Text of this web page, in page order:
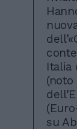
Italia
su